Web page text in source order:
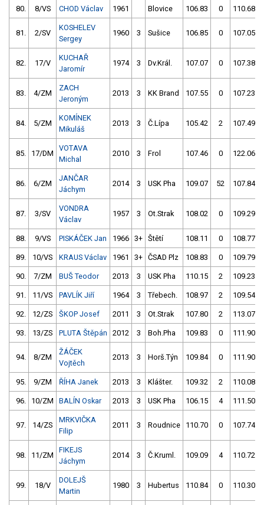
80. 8/VS CHOD Václav 1961 Blovice 106.83 0 110.68
81. 2/SV
KOSHELEV
Sergey
1960 3 Sušice 106.85 0 107.05
82. 17/V
KUCHAŘ
Jaromír
1974 3 Dv.Král. 107.07 0 107.38
83. 4/ZM
ZACH
Jeroným
2013 3 KK Brand 107.55 0 107.23
84. 5/ZM
KOMÍNEK
Mikuláš
2013 3 Č.Lípa 105.42 2 107.49
85. 17/DM
VOTAVA
Michal
2010 3 Frol 107.46 0 122.06
86. 6/ZM
JANČAR
Jáchym
2014 3 USK Pha 109.07 52 107.84
87. 3/SV
VONDRA
Václav
1957 3 Ot.Strak 108.02 0 109.29
88. 9/VS PISKÁČEK Jan 1966 3+ Štětí 108.11 0 108.77
89. 10/VS KRAUS Václav 1961 3+ ČSAD Plz 108.83 0 109.79
90. 7/ZM BUŠ Teodor 2013 3 USK Pha 110.15 2 109.23
91. 11/VS PAVLÍK Jiří 1964 3 Třebech. 108.97 2 109.54
92. 12/ZS ŠKOP Josef 2011 3 Ot.Strak 107.80 2 113.07
93. 13/ZS PLUTA Štěpán 2012 3 Boh.Pha 109.83 0 111.90
94. 8/ZM
ŽÁČEK
Vojtěch
2013 3 Horš.Týn 109.84 0 111.90
95. 9/ZM ŘÍHA Janek 2013 3 Klášter. 109.32 2 110.08
96. 10/ZM BALÍN Oskar 2013 3 USK Pha 106.15 4 111.50
97. 14/ZS
MRKVIČKA
Filip
2011 3 Roudnice 110.70 0 107.74
98. 11/ZM
FIKEJS
Jáchym
2014 3 Č.Kruml. 109.09 4 110.72
99. 18/V
DOLEJŠ
Martin
1980 3 Hubertus 110.84 0 110.30